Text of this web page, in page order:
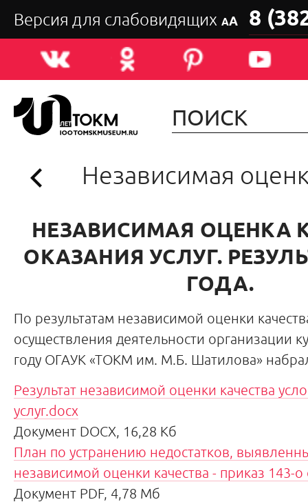
Версия для слабовидящих АА 8
Независимая
НЕЗАВИСИМАЯ ОЦЕНКА
ОКАЗАНИЯ УСЛУГ.
ГОДА.
По результатам независимой оценки
осуществления деятельности организации
году ОГАУК «ТОКМ им. М.Б. Шатилова»
Результат независимой оценки качества
услуг.docx
Документ DOCX, 16,28 Кб
План по устранению недостатков,
независимой оценки качества - приказ 143-
Документ PDF, 4,78 Мб